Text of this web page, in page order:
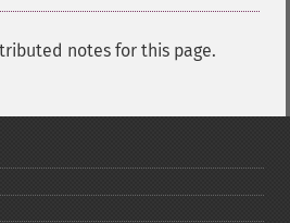
notes for this page.